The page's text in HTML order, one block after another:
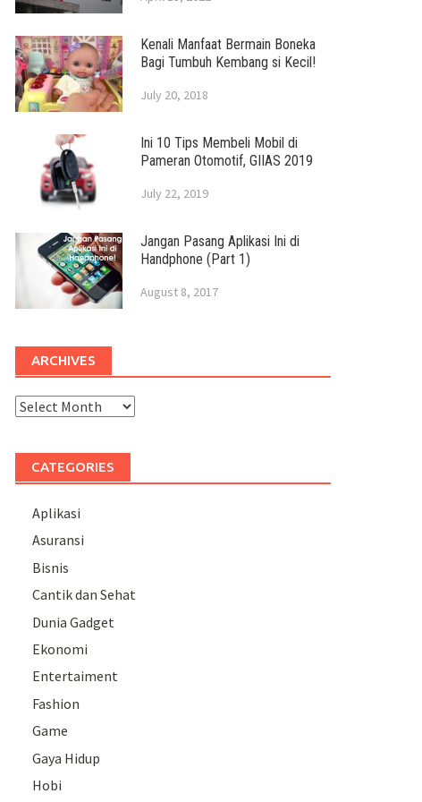
Kenali Manfaat Bermain Boneka
Bagi Tumbuh Kembang si Kecil!
July 20, 2018
Ini 10 Tips Membeli Mobil di
Pameran Otomotif, GIIAS 2019
July 22, 2019
Jangan Pasang Aplikasi Ini di
Handphone (Part 1)
August 8, 2017
ARCHIVES
Archives
CATEGORIES
Aplikasi
Asuransi
Bisnis
Cantik dan Sehat
Dunia Gadget
Ekonomi
Entertaiment
Fashion
Game
Gaya Hidup
Hobi